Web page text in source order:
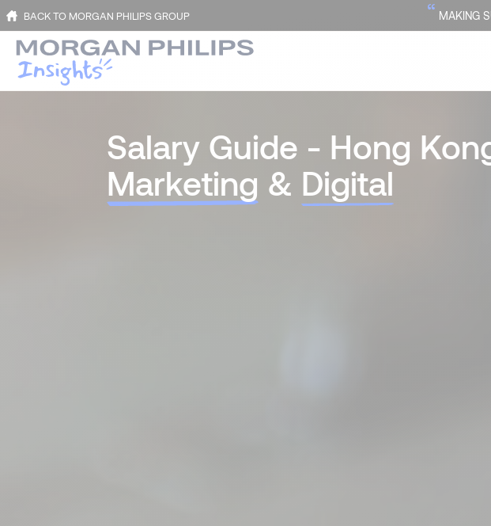
BACK TO MORGAN PHILIPS GROUP “ MAKING
Salary Guide - Hong
Marketing & Digital